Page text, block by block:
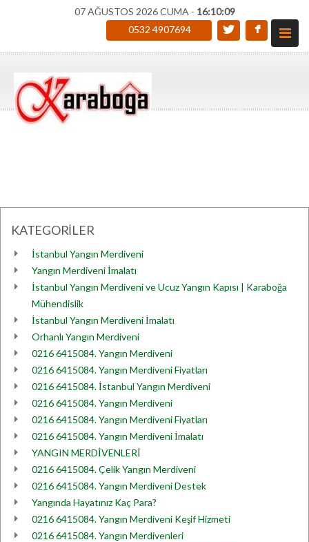
07 AĞUSTOS 2026 CUMA - 16:10:09
0532 4907694
KATEGORİLER
İstanbul Yangın Merdiveni
Yangın Merdiveni İmalatı
İstanbul Yangın Merdiveni ve Ucuz Yangın Kapısı | Karaboğa
Mühendislik
İstanbul Yangın Merdiveni İmalatı
Orhanlı Yangın Merdiveni
0216 6415084. Yangın Merdiveni
0216 6415084. Yangın Merdiveni Fiyatları
0216 6415084. İstanbul Yangın Merdiveni
0216 6415084. Yangın Merdiveni
0216 6415084. Yangın Merdiveni Fiyatları
0216 6415084. Yangın Merdiveni İmalatı
YANGIN MERDİVENLERİ
0216 6415084. Çelik Yangın Merdiveni
0216 6415084. Yangın Merdiveni Destek
Yangında Hayatınız Kaç Para?
0216 6415084. Yangın Merdiveni Keşif Hizmeti
0216 6415084. Yangın Merdivenleri